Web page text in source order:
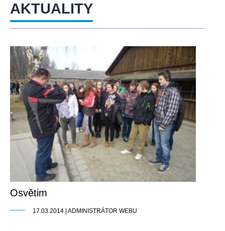
AKTUALITY
Osvětim
17.03.2014 | ADMINISTRÁTOR WEBU